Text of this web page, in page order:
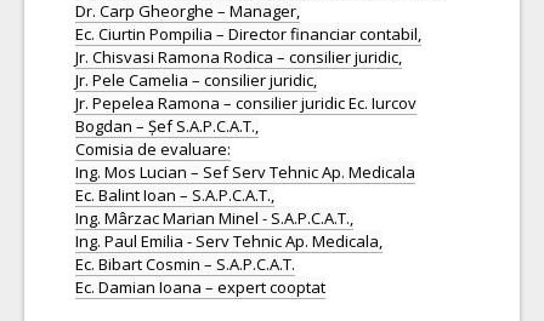
Dr. Carp Gheorghe – Manager,
Ec. Ciurtin Pompilia – Director financiar contabil,
Jr. Chisvasi Ramona Rodica – consilier juridic,
Jr. Pele Camelia – consilier juridic,
Jr. Pepelea Ramona – consilier juridic Ec. Iurcov
Bogdan – Șef S.A.P.C.A.T.,
Comisia de evaluare:
Ing. Mos Lucian – Sef Serv Tehnic Ap. Medicala
Ec. Balint Ioan – S.A.P.C.A.T.,
Ing. Mârzac Marian Minel - S.A.P.C.A.T.,
Ing. Paul Emilia - Serv Tehnic Ap. Medicala,
Ec. Bibart Cosmin – S.A.P.C.A.T.
Ec. Damian Ioana – expert cooptat